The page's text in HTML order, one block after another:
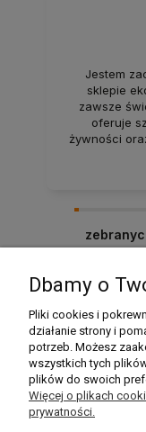
Jestem
sklepie
zawsze
oferuje
żywności
razem
Dbamy o
Pliki cookies i
działanie strony i
potrzeb. Możesz
wszystkich tych
plików do swoich
Więcej o plikach
prywatności.